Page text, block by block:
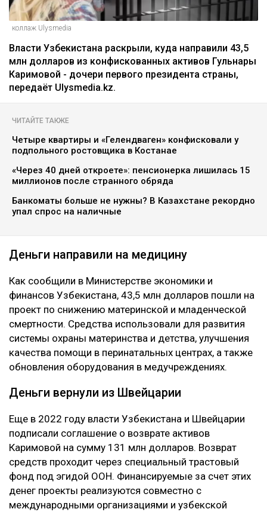
коллаж Ulysmedia
Власти Узбекистана раскрыли, куда направили 43,5
млн долларов из конфискованных активов Гульнары
Каримовой - дочери первого президента страны,
передаёт Ulysmedia.kz.
ЧИТАЙТЕ ТАКЖЕ
Четыре квартиры и «Гелендваген» конфисковали у
подпольного ростовщика в Костанае
«Через 40 дней откроете»: пенсионерка лишилась 15
миллионов после странного обряда
Банкоматы больше не нужны? В Казахстане рекордно
упал спрос на наличные
Деньги направили на медицину
Как сообщили в Министерстве экономики и
финансов Узбекистана, 43,5 млн долларов пошли на
проект по снижению материнской и младенческой
смертности. Средства использовали для развития
системы охраны материнства и детства, улучшения
качества помощи в перинатальных центрах, а также
обновления оборудования в медучреждениях.
Деньги вернули из Швейцарии
Еще в 2022 году власти Узбекистана и Швейцарии
подписали соглашение о возврате активов
Каримовой на сумму 131 млн долларов. Возврат
средств проходит через специальный трастовый
фонд под эгидой ООН. Финансируемые за счет этих
денег проекты реализуются совместно с
международными организациями и узбекской